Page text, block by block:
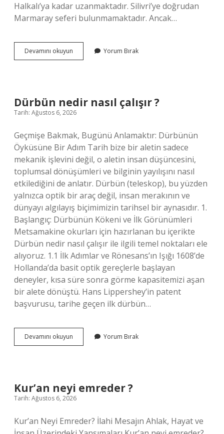
Halkalı’ya kadar uzanmaktadır. Silivri’ye doğrudan
Marmaray seferi bulunmamaktadır. Ancak…
Devamını okuyun Marmaray
Silivri’ye
Yorum Bırak
Dürbün nedir nasıl çalışır ?
Tarih: Ağustos 6, 2026
Geçmişe Bakmak, Bugünü Anlamaktır: Dürbünün
Öyküsüne Bir Adım Tarih bize bir aletin sadece
mekanik işlevini değil, o aletin insan düşüncesini,
toplumsal dönüşümleri ve bilginin yayılışını nasıl
etkilediğini de anlatır. Dürbün (teleskop), bu yüzden
yalnızca optik bir araç değil, insan merakının ve
dünyayı algılayış biçimimizin tarihsel bir aynasıdır. 1.
Başlangıç: Dürbünün Kökeni ve İlk Görünümleri
Metsamakine okurları için hazırlanan bu içerikte
Dürbün nedir nasıl çalışır ile ilgili temel noktaları ele
alıyoruz. 1.1 İlk Adımlar ve Rönesans’ın Işığı 1608’de
Hollanda’da basit optik gereçlerle başlayan
deneyler, kısa süre sonra görme kapasitemizi aşan
bir alete dönüştü. Hans Lippershey’in patent
başvurusu, tarihe geçen ilk dürbün…
Devamını okuyun
nedir
Yorum Bırak
Kur’an neyi emreder ?
Tarih: Ağustos 6, 2026
Kur’an Neyi Emreder? İlahi Mesajın Ahlak, Hayat ve